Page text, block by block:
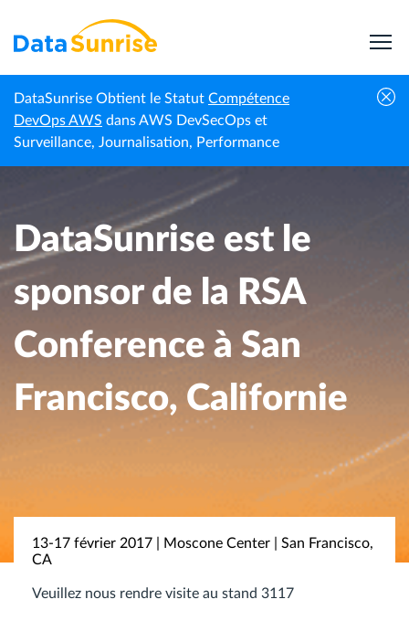
DataSunrise Obtient le Statut Compétence
DevOps AWS dans AWS DevSecOps et
Surveillance, Journalisation, Performance
Accueil
Événements |
DataSunrise
DataSunrise est le sponsor de la RSA
Conference à San Francisco, Californie
DataSunrise est le
sponsor de la RSA
Conference à San
Francisco, Californie
13-17 février 2017 | Moscone Center | San Francisco,
CA
Veuillez nous rendre visite au stand 3117